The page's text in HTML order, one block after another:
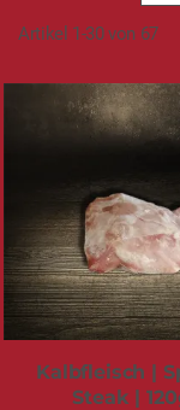
Artikel 1-30von 67
Kalbfleisch |
Steak |